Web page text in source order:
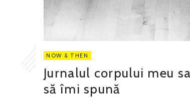
NOW & THEN
Jurnalul corpului meu
să îmi spună